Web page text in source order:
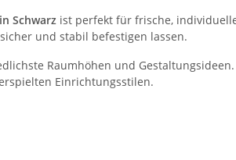
Schwarz ist perfekt für frische,
und stabil befestigen lassen.
Raumhöhen und
Einrichtungsstilen.